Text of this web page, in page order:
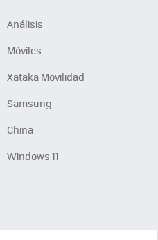
Análisis
Móviles
Xataka Movilidad
Samsung
China
Windows 11